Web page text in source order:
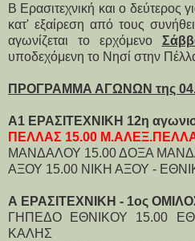
Β Ερασιτεχνική και ο δεύτερος
κατ' εξαίρεση από τους
αγωνίζεται το ερχόμενο
υποδεχόμενη το Νησί στην
ΠΡΟΓΡΑΜΜΑ ΑΓΩΝΩΝ της
Α1 ΕΡΑΣΙΤΕΧΝΙΚΗ 12η
ΠΕΛΛΑΣ 15.00
ΜΑΝΔΑΛΟΥ 15.00 ΔΟΞΑ
ΑΞΟΥ 15.00 ΝΙΚΗ ΑΞΟΥ -
Α ΕΡΑΣΙΤΕΧΝΙΚΗ - 1ος
ΓΗΠΕΔΟ ΕΘΝΙΚΟΥ 15.00
ΚΑΛΗΣ